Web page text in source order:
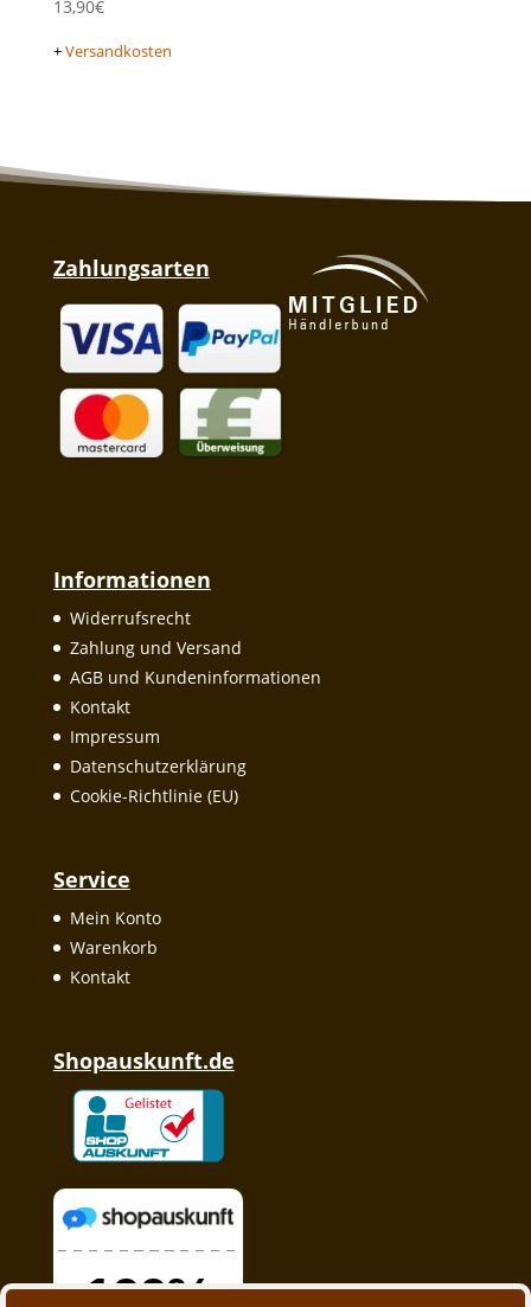
13,90€
+Versandkosten
Zahlungsarten
Informationen
Widerrufsrecht
Zahlung und Versand
AGB und Kundeninformationen
Kontakt
Impressum
Datenschutzerklärung
Cookie-Richtlinie (EU)
Service
Mein Konto
Warenkorb
Kontakt
Shopauskunft.de